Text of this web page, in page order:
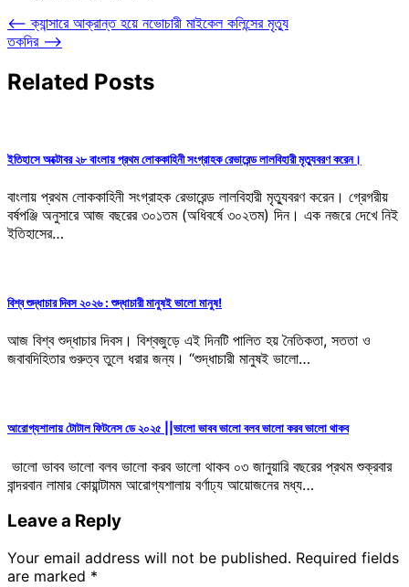
Post
navigation
⟵ ক্যান্সারে আক্রান্ত হয়ে নভোচারী মাইকেল কলিন্সের মৃত্যু
তকদির ⟶
Related Posts
ইতিহাসে অক্টোবর ২৮ বাংলায় প্রথম লোককাহিনী সংগ্রাহক রেভারেন্ড লালবিহারী মৃত্যুবরণ করেন।
বাংলায় প্রথম লোককাহিনী সংগ্রাহক রেভারেন্ড লালবিহারী মৃত্যুবরণ করেন। গ্রেগরীয়
বর্ষপঞ্জি অনুসারে আজ বছরের ৩০১তম (অধিবর্ষে ৩০২তম) দিন। এক নজরে দেখে নিই
ইতিহাসের…
বিশ্ব শুদ্ধাচার দিবস ২০২৬ : শুদ্ধাচারী মানুষই ভালো মানুষ!
আজ বিশ্ব শুদ্ধাচার দিবস। বিশ্বজুড়ে এই দিনটি পালিত হয় নৈতিকতা, সততা ও
জবাবদিহিতার গুরুত্ব তুলে ধরার জন্য। “শুদ্ধাচারী মানুষই ভালো…
আরোগ্যশালায় টোটাল ফিটনেস ডে ২০২৫ ||ভালো ভাবব ভালো বলব ভালো করব ভালো থাকব
ভালো ভাবব ভালো বলব ভালো করব ভালো থাকব ০৩ জানুয়ারি বছরের প্রথম শুক্রবার
বান্দরবান লামার কোয়ান্টামম আরোগ্যশালায় বর্ণাঢ্য আয়োজনের মধ্য…
Leave a Reply
Your email address will not be published. Required fields
are marked *